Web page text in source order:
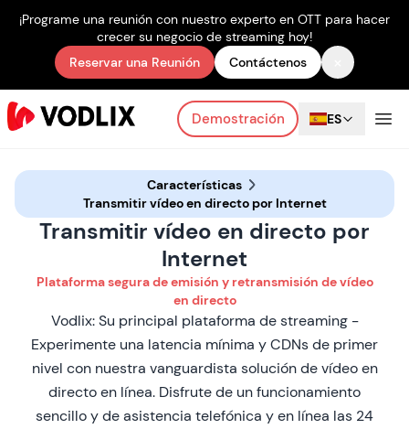
¡Programe una reunión con nuestro experto en OTT para hacer
crecer su negocio de streaming hoy!
Reservar una Reunión
Contáctenos
Demostración ES
Características
Transmitir vídeo en directo por Internet
Transmitir vídeo en directo por
Internet
Plataforma segura de emisión y retransmisión de vídeo
en directo
Vodlix: Su principal plataforma de streaming -
Experimente una latencia mínima y CDNs de primer
nivel con nuestra vanguardista solución de vídeo en
directo en línea. Disfrute de un funcionamiento
sencillo y de asistencia telefónica y en línea las 24